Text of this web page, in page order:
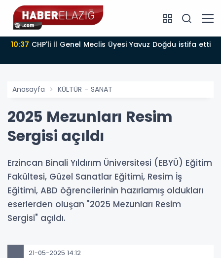
10:37 CHP'li İl Genel Meclis Üyesi Yavuz Doğdu istifa etti
Anasayfa KÜLTÜR - SANAT
2025 Mezunları Resim
Sergisi açıldı
Erzincan Binali Yıldırım Üniversitesi (EBYÜ) Eğitim
Fakültesi, Güzel Sanatlar Eğitimi, Resim İş
Eğitimi, ABD öğrencilerinin hazırlamış oldukları
eserlerden oluşan "2025 Mezunları Resim
Sergisi" açıldı.
21-05-2025 14:12